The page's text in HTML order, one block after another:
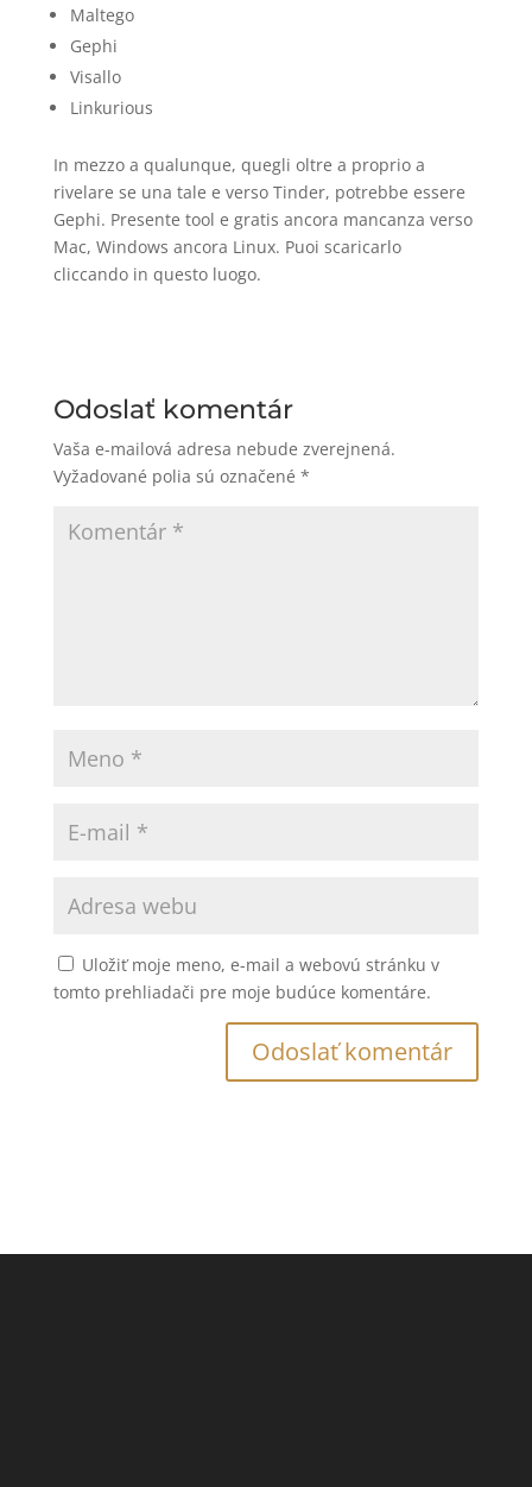
Maltego
Gephi
Visallo
Linkurious
In mezzo a qualunque, quegli oltre a proprio a
rivelare se una tale e verso Tinder, potrebbe essere
Gephi. Presente tool e gratis ancora mancanza verso
Mac, Windows ancora Linux. Puoi scaricarlo
cliccando in questo luogo.
Odoslať komentár
Vaša e-mailová adresa nebude zverejnená.
Vyžadované polia sú označené *
Uložiť moje meno, e-mail a webovú stránku v
tomto prehliadači pre moje budúce komentáre.